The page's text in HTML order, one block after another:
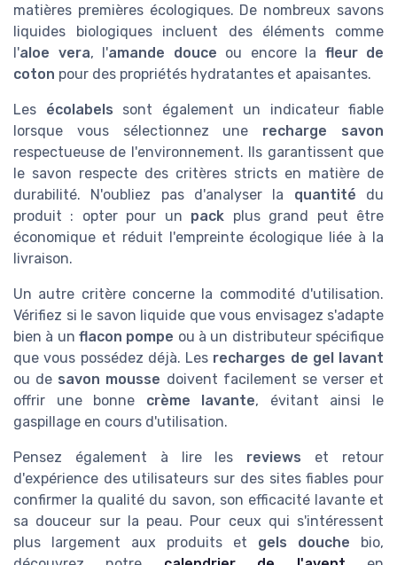
matières premières écologiques. De nombreux savons
liquides biologiques incluent des éléments comme
l'aloe vera, l'amande douce ou encore la fleur de
coton pour des propriétés hydratantes et apaisantes.
Les écolabels sont également un indicateur fiable
lorsque vous sélectionnez une recharge savon
respectueuse de l'environnement. Ils garantissent que
le savon respecte des critères stricts en matière de
durabilité. N'oubliez pas d'analyser la quantité du
produit : opter pour un pack plus grand peut être
économique et réduit l'empreinte écologique liée à la
livraison.
Un autre critère concerne la commodité d'utilisation.
Vérifiez si le savon liquide que vous envisagez s'adapte
bien à un flacon pompe ou à un distributeur spécifique
que vous possédez déjà. Les recharges de gel lavant
ou de savon mousse doivent facilement se verser et
offrir une bonne crème lavante, évitant ainsi le
gaspillage en cours d'utilisation.
Pensez également à lire les reviews et retour
d'expérience des utilisateurs sur des sites fiables pour
confirmer la qualité du savon, son efficacité lavante et
sa douceur sur la peau. Pour ceux qui s'intéressent
plus largement aux produits et gels douche bio,